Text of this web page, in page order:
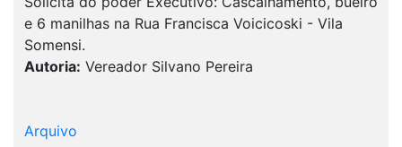
e 6 manilhas na Rua Francisca Voicicoski - Vila
Somensi.
Autoria: Vereador Silvano Pereira
Arquivo